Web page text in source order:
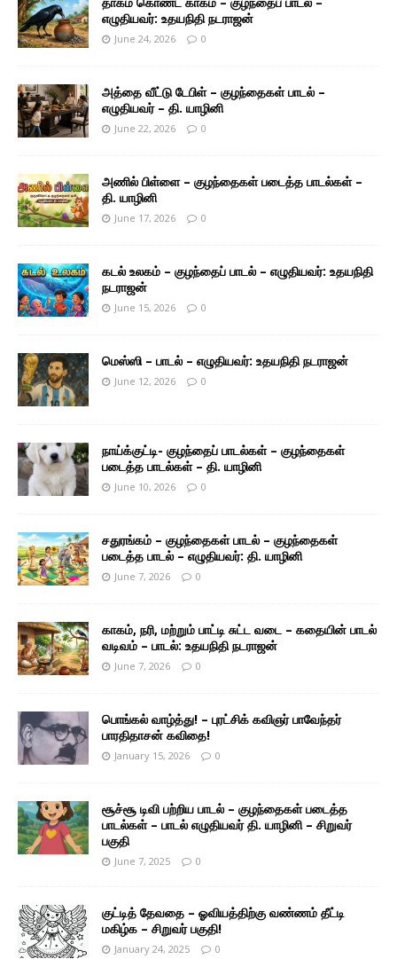
எழுதியவர்: உதயநிதி நடராஜன்
June 24, 2026 0
அத்தை வீட்டு டேபிள் – குழந்தைகள் பாடல் –
எழுதியவர் – தி. யாழினி
June 22, 2026 0
அணில் பிள்ளை – குழந்தைகள் படைத்த பாடல்கள் –
தி. யாழினி
June 17, 2026 0
கடல் உலகம் – குழந்தைப் பாடல் – எழுதியவர்: உதயநிதி
நடராஜன்
June 15, 2026 0
மெஸ்ஸி – பாடல் – எழுதியவர்: உதயநிதி நடராஜன்
June 12, 2026 0
நாய்க்குட்டி- குழந்தைப் பாடல்கள் – குழந்தைகள்
படைத்த பாடல்கள் – தி. யாழினி
June 10, 2026 0
சதுரங்கம் – குழந்தைகள் பாடல் – குழந்தைகள்
படைத்த பாடல் – எழுதியவர்: தி. யாழினி
June 7, 2026 0
காகம், நரி, மற்றும் பாட்டி சுட்ட வடை – கதையின் பாடல்
வடிவம் – பாடல்: உதயநிதி நடராஜன்
June 7, 2026 0
பொங்கல் வாழ்த்து! – புரட்சிக் கவிஞர் பாவேந்தர்
பாரதிதாசன் கவிதை!
January 15, 2026 0
சூச்சூ டிவி பற்றிய பாடல் – குழந்தைகள் படைத்த
பாடல்கள் – பாடல் எழுதியவர் தி. யாழினி – சிறுவர்
பகுதி
June 7, 2025 0
குட்டித் தேவதை – ஓவியத்திற்கு வண்ணம் தீட்டி
மகிழ்க – சிறுவர் பகுதி!
January 24, 2025 0